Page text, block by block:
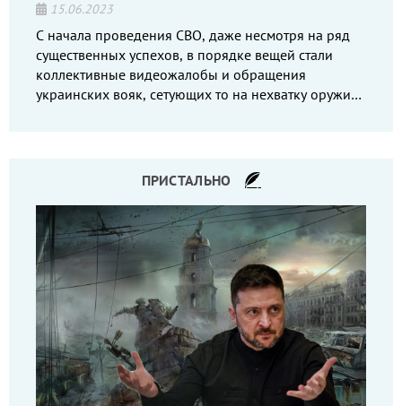
15.06.2023
С начала проведения СВО, даже несмотря на ряд
существенных успехов, в порядке вещей стали
коллективные видеожалобы и обращения
украинских вояк, сетующих то на нехватку оружия,
ПРИСТАЛЬНО